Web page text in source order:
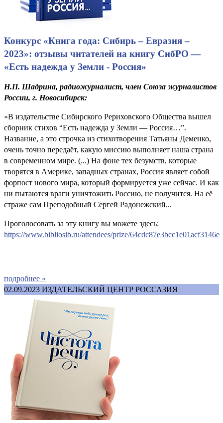
Конкурс «Книга года: Сибирь – Евразия –
2023»: отзывы читателей на книгу СибРО —
«Есть надежда у Земли - Россия»
Н.П. Шадрина, радиожурналист, член Союза журналистов
России, г. Новосибирск:
«В издательстве Сибирского Рериховского Общества вышел
сборник стихов “Есть надежда у Земли — Россия…”.
Название, а это строчка из стихотворения Татьяны Деменко,
очень точно передаёт, какую миссию выполняет наша страна
в современном мире. (...) На фоне тех безумств, которые
творятся в Америке, западных странах, Россия являет собой
форпост нового мира, который формируется уже сейчас. И как
ни пытаются враги уничтожить Россию, не получится. На её
страже сам Преподобный Сергей Радонежский...
Проголосовать за эту книгу вы можете здесь:
https://www.bibliosib.ru/attendees/prize/64cdc87e3bcc1e01acf3146e
подробнее »
02.09.2023 ИЗДАТЕЛЬСКИЙ ЦЕНТР РОССАЗИЯ